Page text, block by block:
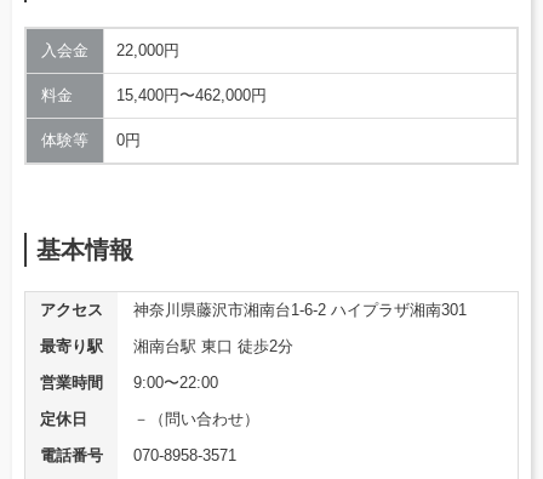
入会金 22,000円
料金 15,400円〜462,000円
体験等 0円
基本情報
アクセス
神奈川県藤沢市湘南台1-6-2 ハイプラザ湘南301
最寄り駅
湘南台駅 東口 徒歩2分
営業時間
9:00〜22:00
定休日
－（問い合わせ）
電話番号
070-8958-3571